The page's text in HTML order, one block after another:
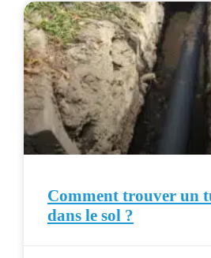
Comment trouver un
dans le sol ?